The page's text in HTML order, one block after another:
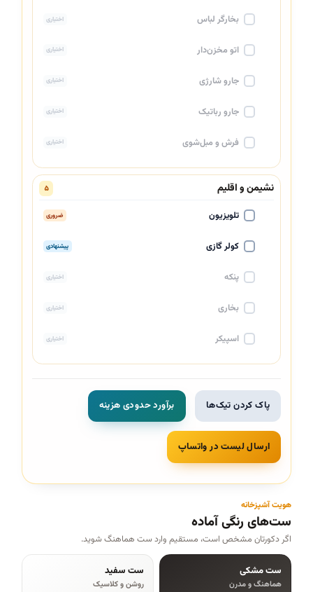
بخارگر لباس اختیاری
اتو مخزن‌دار اختیاری
جارو شارژی اختیاری
جارو رباتیک اختیاری
فرش و مبل‌شوی اختیاری
نشیمن و اقلیم ۵
تلویزیون ضروری
کولر گازی پیشنهادی
پنکه اختیاری
بخاری اختیاری
اسپیکر اختیاری
پاک کردن تیک‌ها برآورد حدودی هزینه
ارسال لیست در واتساپ
هویت آشپزخانه
ست‌های رنگی آماده
اگر دکورتان مشخص است، مستقیم وارد ست هماهنگ شوید.
ست مشکی
هماهنگ و مدرن
ست سفید
روشن و کلاسیک